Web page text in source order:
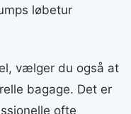
løbetur
vælger du også at
bagage. Det er
ofte